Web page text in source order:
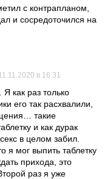
с контрапланом,
и сосредоточился на
в 16:31
как раз только
его так расхвалили,
такие
и как дурак
в целом забил.
я мог выпить таблетку
прихода, это
раз я уже